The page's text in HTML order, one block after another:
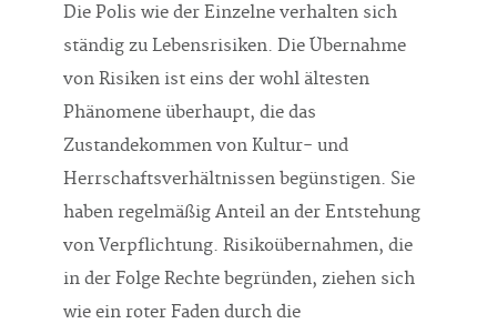
Die Polis wie der Einzelne verhalten sich
ständig zu Lebensrisiken. Die Übernahme
von Risiken ist eins der wohl ältesten
Phänomene überhaupt, die das
Zustandekommen von Kultur- und
Herrschaftsverhältnissen begünstigen. Sie
haben regelmäßig Anteil an der Entstehung
von Verpflichtung. Risikoübernahmen, die
in der Folge Rechte begründen, ziehen sich
wie ein roter Faden durch die